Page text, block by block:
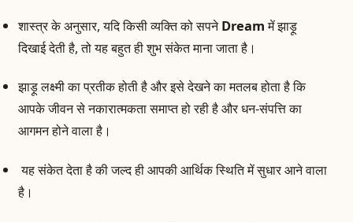
शास्त्र के अनुसार, यदि किसी व्यक्ति को सपनेDreamमें झाड़ू
दिखाई देती है, तो यह बहुत ही शुभ संकेत माना जाता है।
झाड़ू लक्ष्मी का प्रतीक होती है और इसे देखने का मतलब होता है कि
आपके जीवन से नकारात्मकता समाप्त हो रही है और धन-संपत्ति का
आगमन होने वाला है।
यह संकेत देता है की जल्द ही आपकी आर्थिक स्थिति में सुधार आने वाला
है।